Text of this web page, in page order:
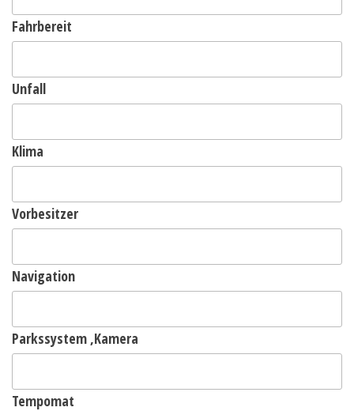
Fahrbereit
Unfall
Klima
Vorbesitzer
Navigation
Parkssystem ,Kamera
Tempomat